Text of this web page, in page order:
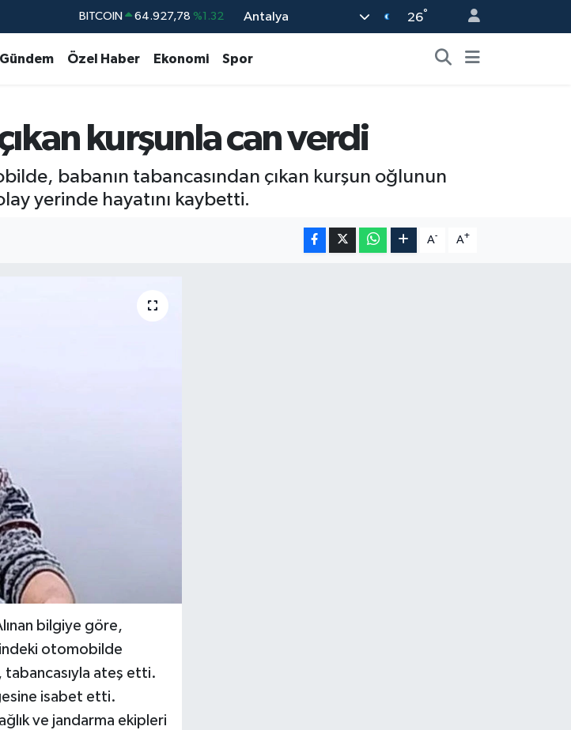
BITCOIN 64.927,78 %1.32
GRAM ALTIN 6527.85 %0.54
BİST100
Antalya 26°
Gündem Özel Haber Ekonomi Spor
kurşunla can verdi
babanın tabancasından çıkan kurşun oğlunun
yerinde hayatını kaybetti.
A- A+
bilgiye göre,
otomobilde
tabancasıyla ateş etti.
isabet etti.
ve jandarma ekipleri